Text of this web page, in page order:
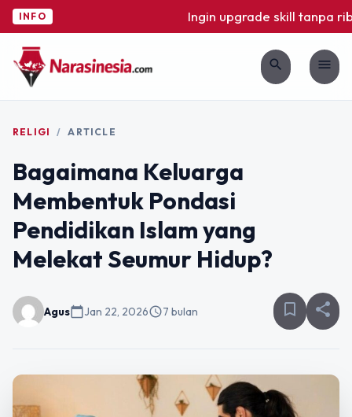
INFO Ingin upgrade skill tanpa
search menu
RELIGI / ARTICLE
Bagaimana Keluarga
Membentuk Pondasi
Pendidikan Islam yang
Melekat Seumur Hidup?
Aguscalendar_todayJan 22, 2026schedule7 bulan bookmark_border share